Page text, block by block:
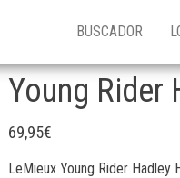
BUSCADOR
Young Rider
69,95€
LeMieux Young Rider Hadley